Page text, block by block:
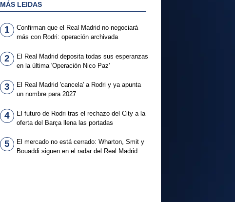
MÁS LEIDAS
1
Confirman que el Real Madrid no negociará
más con Rodri: operación archivada
2
El Real Madrid deposita todas sus esperanzas
en la última 'Operación Nico Paz'
3
El Real Madrid 'cancela' a Rodri y ya apunta
un nombre para 2027
4
El futuro de Rodri tras el rechazo del City a la
oferta del Barça llena las portadas
5
El mercado no está cerrado: Wharton, Smit y
Bouaddi siguen en el radar del Real Madrid